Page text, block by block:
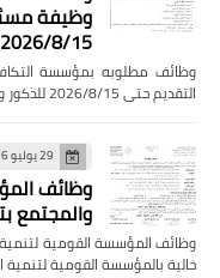
وظيفة مسئول
2026/8/15
مطلوبه بمؤسسة التكافل
والإناث اعلان…
29 يوليو 2026
وظائف المؤسسة
والمجتمع بتاريخ اليوم
القومية لتنمية الاسرة